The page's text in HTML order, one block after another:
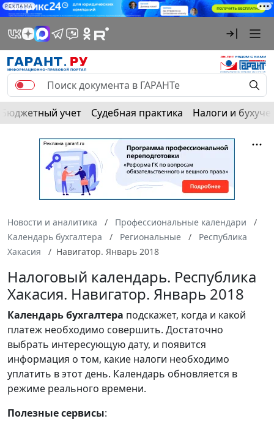
РЕКЛАМА
Бюджетный учет Судебная практика Налоги и
Новости и аналитика
Профессиональные календари
Календарь бухгалтера
Региональные
Республика
Хакасия
Навигатор. Январь 2018
Налоговый календарь. Республика
Хакасия. Навигатор. Январь 2018
Календарьбухгалтера подскажет, когда и какой
платеж необходимо совершить. Достаточно
выбрать интересующую дату, и появится
информация о том, какие налоги необходимо
уплатить в этот день. Календарь обновляется в
режиме реального времени.
Полезные сервисы: